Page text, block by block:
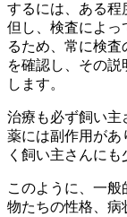
するには、ある程
但し、検査によっ
るため、常に検
を確認し、その
します。
治療も必ず飼い主
薬には副作用があ
く飼い主さんにも
このように、一
物たちの性格、病